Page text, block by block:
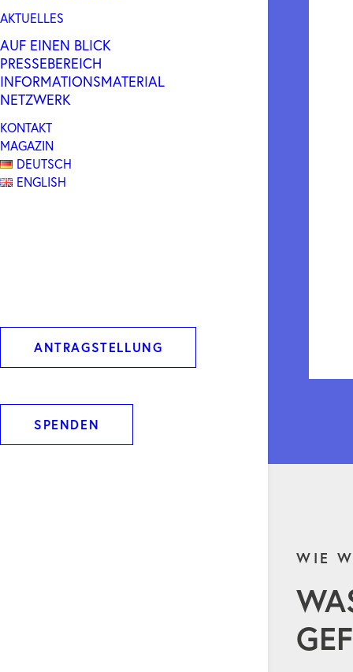
AKTUELLES
AUF EINEN BLICK
PRESSEBEREICH
INFORMATIONSMATERIAL
NETZWERK
KONTAKT
MAGAZIN
DEUTSCH
ENGLISH
ANTRAGSTELLUNG
SPENDEN
WIE